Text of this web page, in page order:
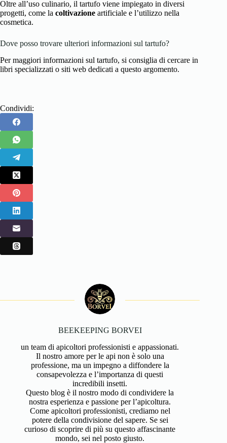
Oltre all’uso culinario, il tartufo viene impiegato in diversi
progetti, come la coltivazione artificiale e l’utilizzo nella
cosmetica.
Dove posso trovare ulteriori informazioni sul tartufo?
Per maggiori informazioni sul tartufo, si consiglia di cercare in
libri specializzati o siti web dedicati a questo argomento.
Condividi:
BEEKEEPING BORVEI
un team di apicoltori professionisti e appassionati.
Il nostro amore per le api non è solo una
professione, ma un impegno a diffondere la
consapevolezza e l’importanza di questi
incredibili insetti.
Questo blog è il nostro modo di condividere la
nostra esperienza e passione per l’apicoltura.
Come apicoltori professionisti, crediamo nel
potere della condivisione del sapere. Se sei
curioso di scoprire di più su questo affascinante
mondo, sei nel posto giusto.